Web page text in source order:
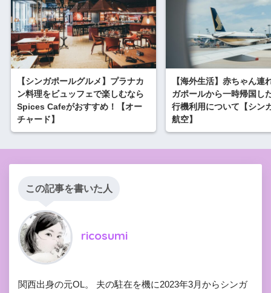
【シンガポールグルメ】プラナカ
ン料理をビュッフェで楽しむなら
Spices Cafeがおすすめ！【オー
チャード】
【海外生活】赤ちゃん連
ガポールから一時帰国し
行機利用について【シン
航空】
この記事を書いた人
ricosumi
関西出身の元OL。 夫の駐在を機に2023年3月からシンガ